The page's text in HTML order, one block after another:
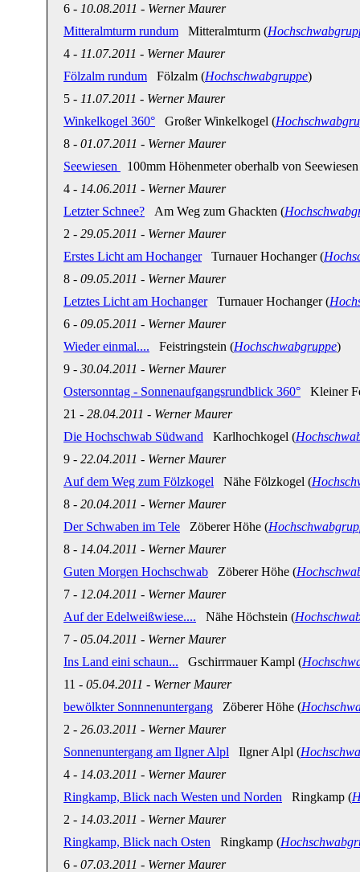
6 - 10.08.2011 - Werner Maurer
Mitteralmturm rundum Mitteralmturm (
4 - 11.07.2011 - Werner Maurer
Fölzalm rundum Fölzalm (Hochschwabgruppe)
5 - 11.07.2011 - Werner Maurer
Winkelkogel 360° Großer Winkelkogel (
8 - 01.07.2011 - Werner Maurer
Seewiesen
100mm Höhenmeter oberhalb von
4 - 14.06.2011 - Werner Maurer
Letzter Schnee? Am Weg zum Ghackten (
2 - 29.05.2011 - Werner Maurer
Erstes Licht am HochangerTurnauer Hochanger (
8 - 09.05.2011 - Werner Maurer
Letztes Licht am HochangerTurnauer Hochanger (
6 - 09.05.2011 - Werner Maurer
Wieder einmal.... Feistringstein (Hochschwabgruppe)
9 - 30.04.2011 - Werner Maurer
Ostersonntag - Sonnenaufgangsrundblick 360° Kleiner
21 - 28.04.2011 - Werner Maurer
Die Hochschwab Südwand Karlhochkogel (
9 - 22.04.2011 - Werner Maurer
Auf dem Weg zum Fölzkogel Nähe Fölzkogel (
8 - 20.04.2011 - Werner Maurer
Der Schwaben im Tele Zöberer Höhe (
8 - 14.04.2011 - Werner Maurer
Guten Morgen Hochschwab Zöberer Höhe (
7 - 12.04.2011 - Werner Maurer
Auf der Edelweißwiese.... Nähe Höchstein (
7 - 05.04.2011 - Werner Maurer
Ins Land eini schaun... Gschirrmauer Kampl (
11 - 05.04.2011 - Werner Maurer
bewölkter Sonnnenuntergang Zöberer Höhe (
2 - 26.03.2011 - Werner Maurer
Sonnenuntergang am Ilgner Alpl Ilgner Alpl (
4 - 14.03.2011 - Werner Maurer
Ringkamp, Blick nach Westen und Norden Ringkamp (
2 - 14.03.2011 - Werner Maurer
Ringkamp, Blick nach Osten Ringkamp (
6 - 07.03.2011 - Werner Maurer